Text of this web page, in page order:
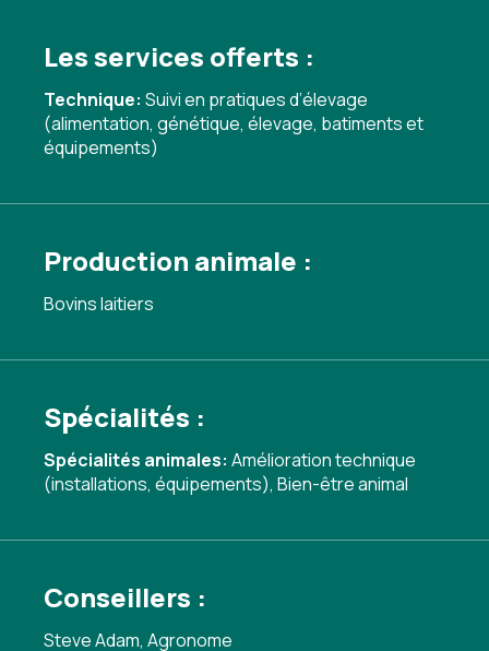
Les services offerts :
Technique: Suivi en pratiques d’élevage
(alimentation, génétique, élevage, batiments et
équipements)
Production animale :
Bovins laitiers
Spécialités :
Spécialités animales: Amélioration technique
(installations, équipements), Bien-être animal
Conseillers :
Steve Adam, Agronome